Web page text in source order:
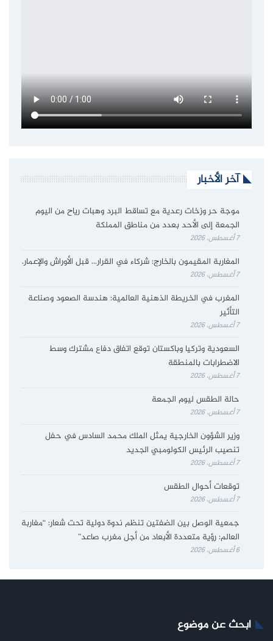
آخر الأخبار
موجة حر وزخات رعدية مع تساقط البرد وهبات رياح من اليوم
الجمعة إلى الأحد بعدد من مناطق المملكة
7 أغسطس، 2026
المغاربة المقيمون بالخارج: شركاء في القرار… قبل الأوراش والإعمار.
7 أغسطس، 2026
المغرب في الخريطة الذهنية العالمية: هندسة الصعود وصناعة
التأثير
7 أغسطس، 2026
السعودية وتركيا وباكستان توقع اتفاق دفاع مشترك وسط
الاضطرابات بالمنطقة
7 أغسطس، 2026
حالة الطقس ليوم الجمعة
7 أغسطس، 2026
وزير الشؤون الخارجية يمثل الملك محمد السادس في حفل
تنصيب الرئيس الكولومبي الجديد
7 أغسطس، 2026
توقعات أحوال الطقس
7 أغسطس، 2026
جمعية الوصل بين الضفتين تنظم ندوة دولية تحت شعار: “مغاربة
العالم: رؤية متعددة الأبعاد من أجل مغرب صاعد”
6 أغسطس، 2026
ابحث عن موضوع